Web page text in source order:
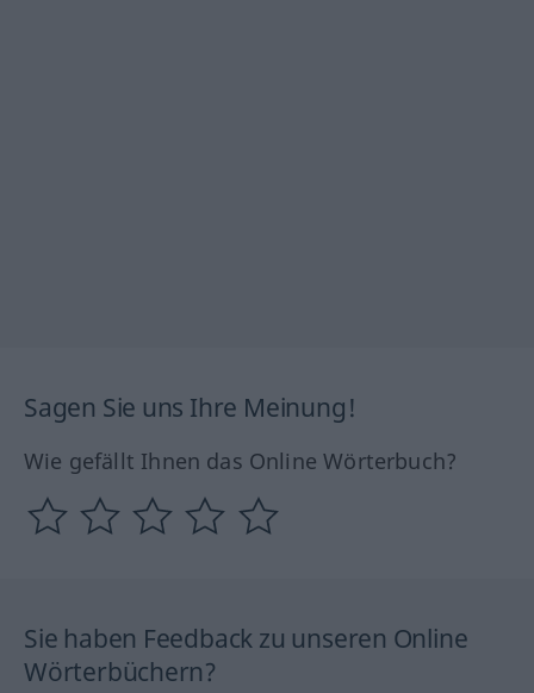
Sagen Sie uns Ihre Meinung!
Wie gefällt Ihnen das Online Wörterbuch?
Sie haben Feedback zu unseren Online
Wörterbüchern?